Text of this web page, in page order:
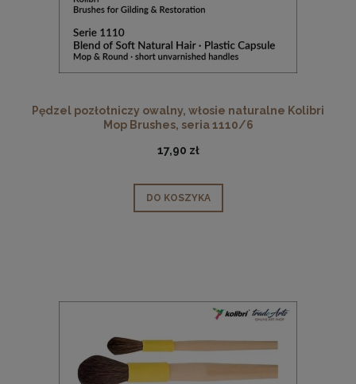
Pędzel pozłotniczy owalny, włosie naturalne Kolibri
Mop Brushes, seria 1110/6
17,90 zł
DO KOSZYKA